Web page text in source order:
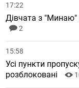
17:22
Дівчата з "Минаю"
2
15:58
Усі пункти
розблоковані